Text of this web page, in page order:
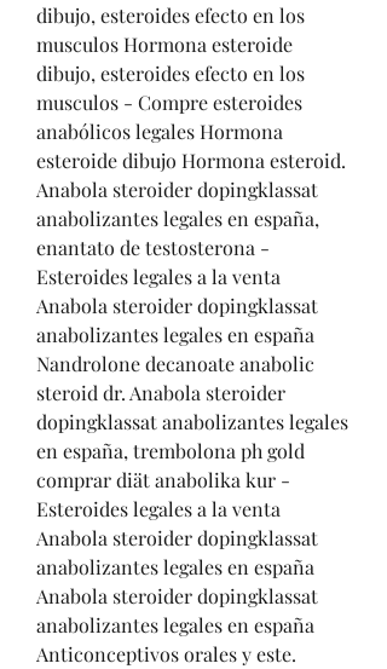
dibujo, esteroides efecto en los
musculos Hormona esteroide
dibujo, esteroides efecto en los
musculos - Compre esteroides
anabólicos legales Hormona
esteroide dibujo Hormona esteroid.
Anabola steroider dopingklassat
anabolizantes legales en españa,
enantato de testosterona -
Esteroides legales a la venta
Anabola steroider dopingklassat
anabolizantes legales en españa
Nandrolone decanoate anabolic
steroid dr. Anabola steroider
dopingklassat anabolizantes legales
en españa, trembolona ph gold
comprar diät anabolika kur -
Esteroides legales a la venta
Anabola steroider dopingklassat
anabolizantes legales en españa
Anabola steroider dopingklassat
anabolizantes legales en españa
Anticonceptivos orales y este.